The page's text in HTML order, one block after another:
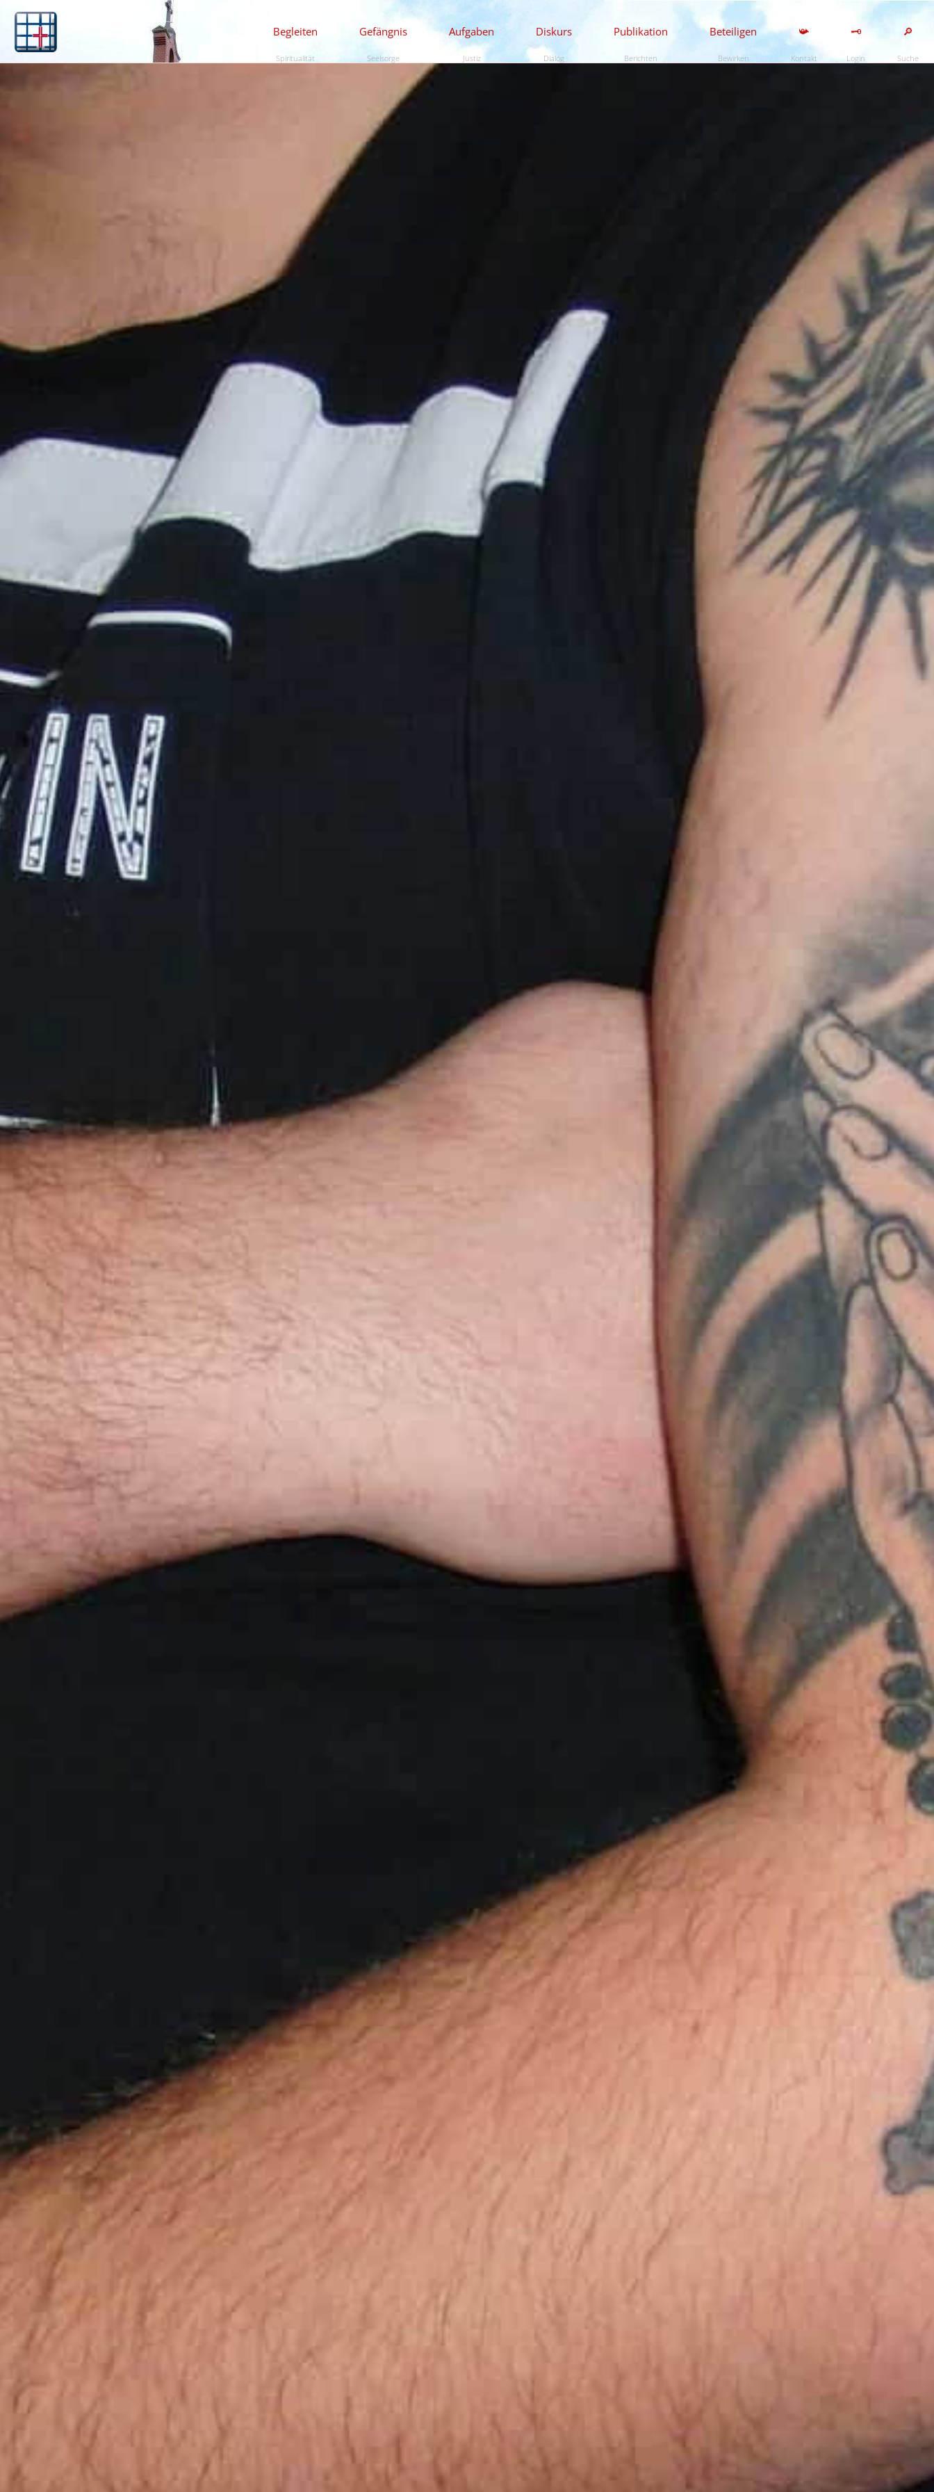
Begleiten
Spiritualität
Gefängnis
Seelsorge
Aufgaben
Justiz
Diskurs
Dialog
Publikation
Berichten
Beteiligen
Bewirken
📯
Kontakt
🗝️
Login
🔎
Suche